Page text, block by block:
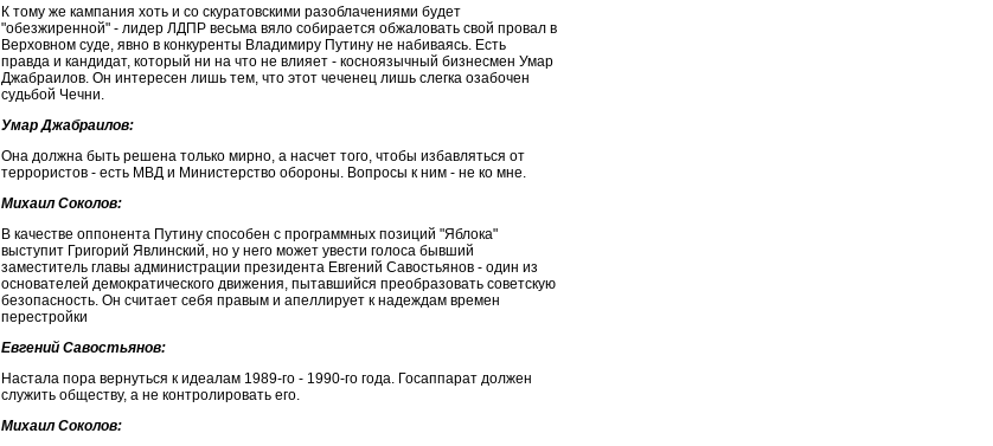
К тому же кампания хоть и со скуратовскими разоблачениями будет
"обезжиренной" - лидер ЛДПР весьма вяло собирается обжаловать свой провал в
Верховном суде, явно в конкуренты Владимиру Путину не набиваясь. Есть
правда и кандидат, который ни на что не влияет - косноязычный бизнесмен Умар
Джабраилов. Он интересен лишь тем, что этот чеченец лишь слегка озабочен
судьбой Чечни.
Умар Джабраилов:
Она должна быть решена только мирно, а насчет того, чтобы избавляться от
террористов - есть МВД и Министерство обороны. Вопросы к ним - не ко мне.
Михаил Соколов:
В качестве оппонента Путину способен с программных позиций "Яблока"
выступит Григорий Явлинский, но у него может увести голоса бывший
заместитель главы администрации президента Евгений Савостьянов - один из
основателей демократического движения, пытавшийся преобразовать советскую
безопасность. Он считает себя правым и апеллирует к надеждам времен
перестройки
Евгений Савостьянов:
Настала пора вернуться к идеалам 1989-го - 1990-го года. Госаппарат должен
служить обществу, а не контролировать его.
Михаил Соколов: